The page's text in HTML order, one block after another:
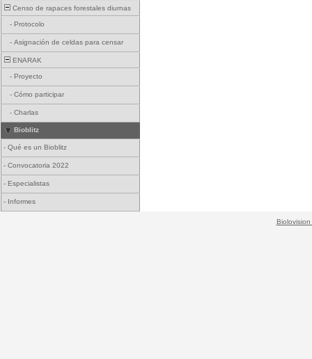
Censo de rapaces forestales diurnas
- Protocolo
- Asignación de celdas para censar
ENARAK
- Proyecto
- Cómo participar
- Charlas
Bioblitz
- Qué es un Bioblitz
- Convocatoria 2022
- Especialistas
- Informes
Biolovision